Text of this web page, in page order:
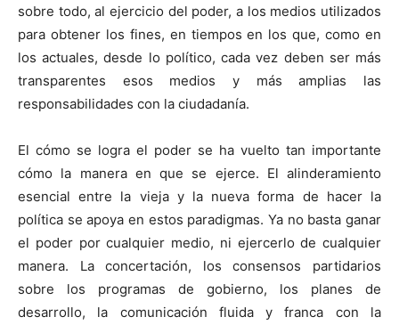
sobre todo, al ejercicio del poder, a los medios utilizados
para obtener los fines, en tiempos en los que, como en
los actuales, desde lo político, cada vez deben ser más
transparentes esos medios y más amplias las
responsabilidades con la ciudadanía.
El cómo se logra el poder se ha vuelto tan importante
cómo la manera en que se ejerce. El alinderamiento
esencial entre la vieja y la nueva forma de hacer la
política se apoya en estos paradigmas. Ya no basta ganar
el poder por cualquier medio, ni ejercerlo de cualquier
manera. La concertación, los consensos partidarios
sobre los programas de gobierno, los planes de
desarrollo, la comunicación fluida y franca con la